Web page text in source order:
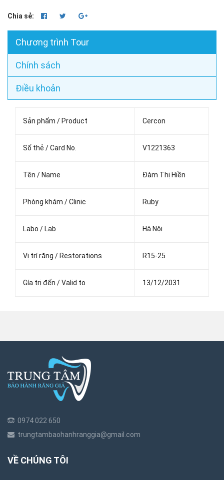
Chia sẻ:
Chương trình Tour
Chính sách
Điều khoản
Sản phẩm / Product Cercon
Số thẻ / Card No. V1221363
Tên / Name Đàm Thị Hiền
Phòng khám / Clinic Ruby
Labo / Lab Hà Nội
Vị trí răng / Restorations R15-25
Gía trị đến / Valid to 13/12/2031
0974 022 650
trungtambaohanhranggia@gmail.com
VỀ CHÚNG TÔI